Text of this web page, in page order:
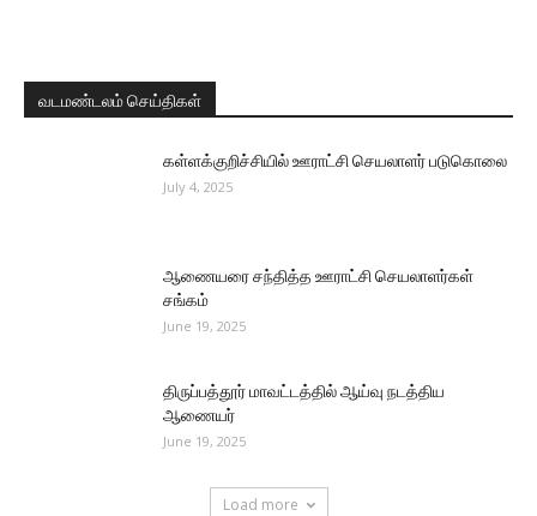
வடமண்டலம் செய்திகள்
கள்ளக்குறிச்சியில் ஊராட்சி செயலாளர் படுகொலை
July 4, 2025
ஆணையரை சந்தித்த ஊராட்சி செயலாளர்கள்
சங்கம்
June 19, 2025
திருப்பத்தூர் மாவட்டத்தில் ஆய்வு நடத்திய
ஆணையர்
June 19, 2025
Load more